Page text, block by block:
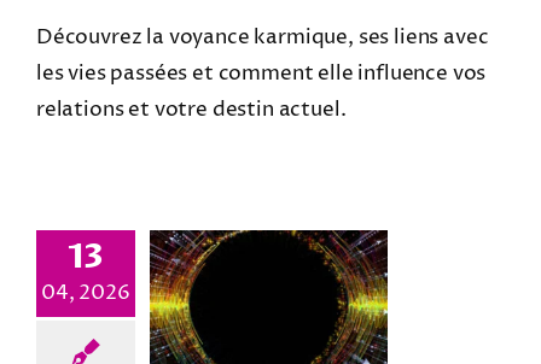
Découvrez la voyance karmique, ses liens avec
les vies passées et comment elle influence vos
relations et votre destin actuel.
13
04, 2026